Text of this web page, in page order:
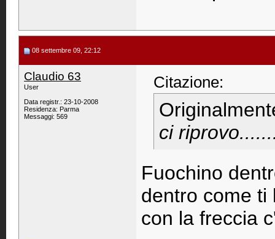
08 settembre 09, 22:12
Claudio 63
User
Data registr.: 23-10-2008
Residenza: Parma
Messaggi: 569
Citazione:
ci
Fuochino
dentro come ti
con la freccia